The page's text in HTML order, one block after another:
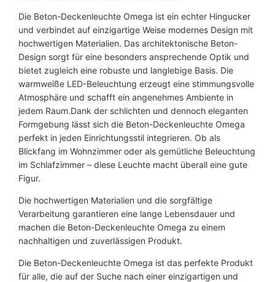
Die Beton-Deckenleuchte Omega ist ein echter Hingucker
und verbindet auf einzigartige Weise modernes Design mit
hochwertigen Materialien. Das architektonische Beton-
Design sorgt für eine besonders ansprechende Optik und
bietet zugleich eine robuste und langlebige Basis. Die
warmweiße LED-Beleuchtung erzeugt eine stimmungsvolle
Atmosphäre und schafft ein angenehmes Ambiente in
jedem Raum.Dank der schlichten und dennoch eleganten
Formgebung lässt sich die Beton-Deckenleuchte Omega
perfekt in jeden Einrichtungsstil integrieren. Ob als
Blickfang im Wohnzimmer oder als gemütliche Beleuchtung
im Schlafzimmer – diese Leuchte macht überall eine gute
Figur.
Die hochwertigen Materialien und die sorgfältige
Verarbeitung garantieren eine lange Lebensdauer und
machen die Beton-Deckenleuchte Omega zu einem
nachhaltigen und zuverlässigen Produkt.
Die Beton-Deckenleuchte Omega ist das perfekte Produkt
für alle, die auf der Suche nach einer einzigartigen und